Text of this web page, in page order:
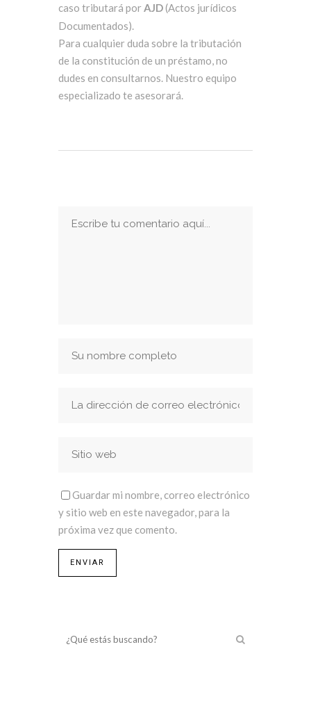
caso tributará porAJD(Actos jurídicos
Documentados).
Para cualquier duda sobre la tributación
de la constitución de un préstamo, no
dudes en consultarnos. Nuestro equipo
especializado te asesorará.
Guardar mi nombre, correo electrónico
y sitio web en este navegador, para la
próxima vez que comento.